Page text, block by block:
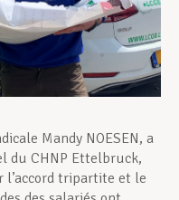
Mandy NOESEN, a
du CHNP Ettelbruck,
l’accord tripartite et le